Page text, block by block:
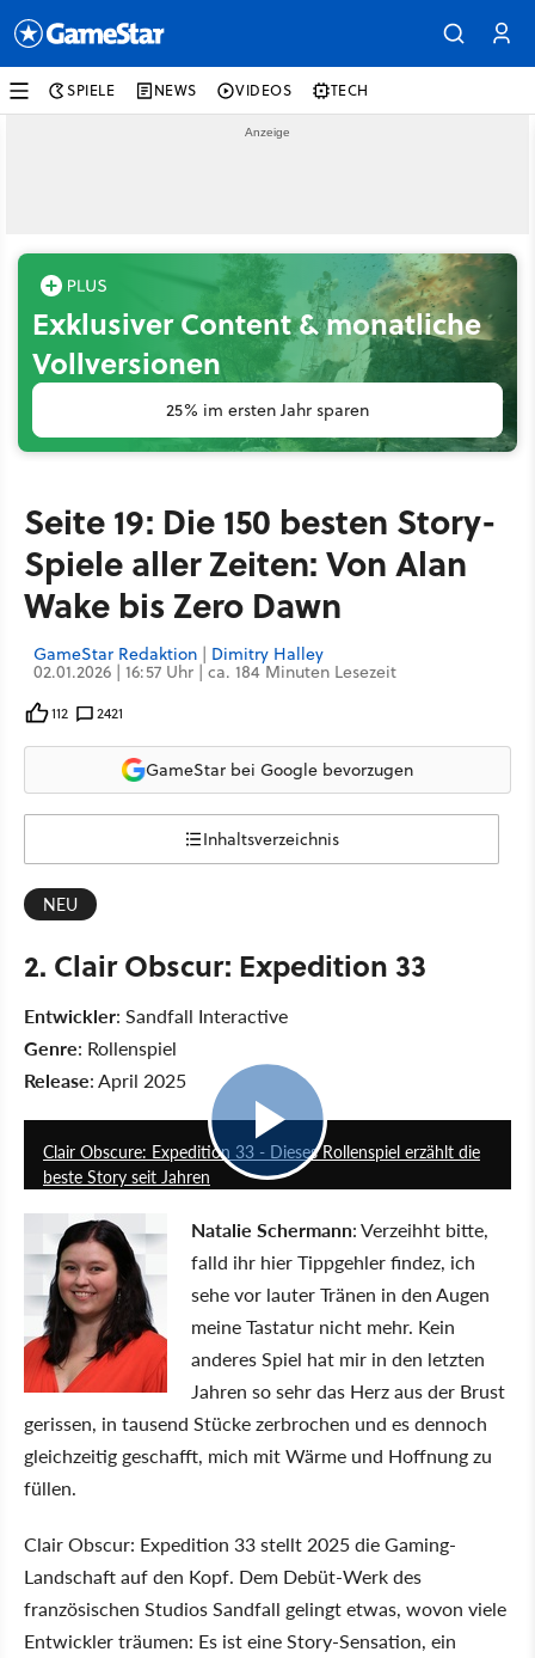
SPIELE NEWS VIDEOS TECH
Exklusiver Content & monatliche
Vollversionen
25% im ersten Jahr sparen
Seite 19: Die 150 besten Story-
Spiele aller Zeiten: Von Alan
Wake bis Zero Dawn
GameStar Redaktion | Dimitry Halley
02.01.2026 | 16:57 Uhr | ca. 184 Minuten Lesezeit
112 2421
GameStar bei Google bevorzugen
Inhaltsverzeichnis
NEU
2. Clair Obscur: Expedition 33
Entwickler: Sandfall Interactive
Genre: Rollenspiel
Release: April 2025
Clair Obscure: Expedition 33 - Dieses Rollenspiel erzählt die
beste Story seit Jahren
Natalie Schermann: Verzeihht bitte,
falld ihr hier Tippgehler findez, ich
sehe vor lauter Tränen in den Augen
meine Tastatur nicht mehr. Kein
anderes Spiel hat mir in den letzten
Jahren so sehr das Herz aus der Brust
gerissen, in tausend Stücke zerbrochen und es dennoch
gleichzeitig geschafft, mich mit Wärme und Hoffnung zu
füllen.
Clair Obscur: Expedition 33 stellt 2025 die Gaming-
Landschaft auf den Kopf. Dem Debüt-Werk des
französischen Studios Sandfall gelingt etwas, wovon viele
Entwickler träumen: Es ist eine Story-Sensation, ein